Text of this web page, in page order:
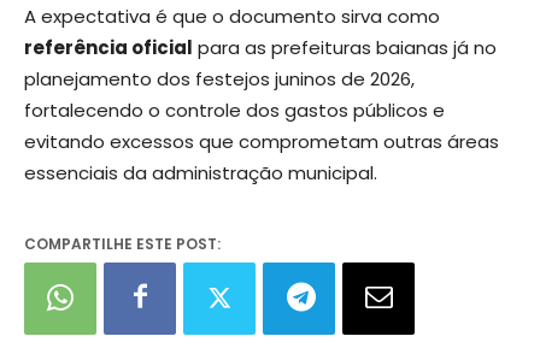
A expectativa é que o documento sirva como
referência oficial para as prefeituras baianas já no
planejamento dos festejos juninos de 2026,
fortalecendo o controle dos gastos públicos e
evitando excessos que comprometam outras áreas
essenciais da administração municipal.
COMPARTILHE ESTE POST: